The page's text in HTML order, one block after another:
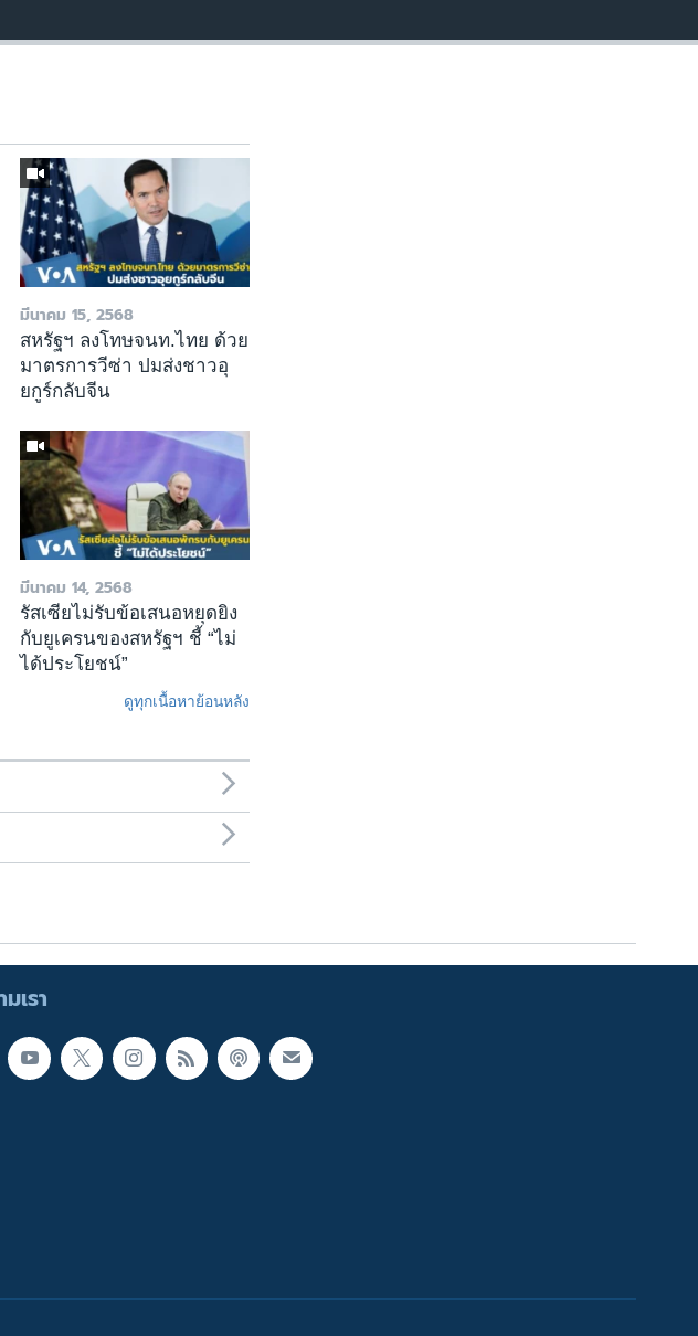
มีนาคม 15, 2568
สหรัฐฯ ลงโทษจนท.ไทย ด้วย
มาตรการวีซ่า ปมส่งชาวอุ
ยกูร์กลับจีน
มีนาคม 14, 2568
รัสเซียไม่รับข้อเสนอหยุดยิง
กับยูเครนของสหรัฐฯ ชี้ “ไม่
ได้ประโยชน์”
ดูทุกเนื้อหาย้อนหลัง
เรา